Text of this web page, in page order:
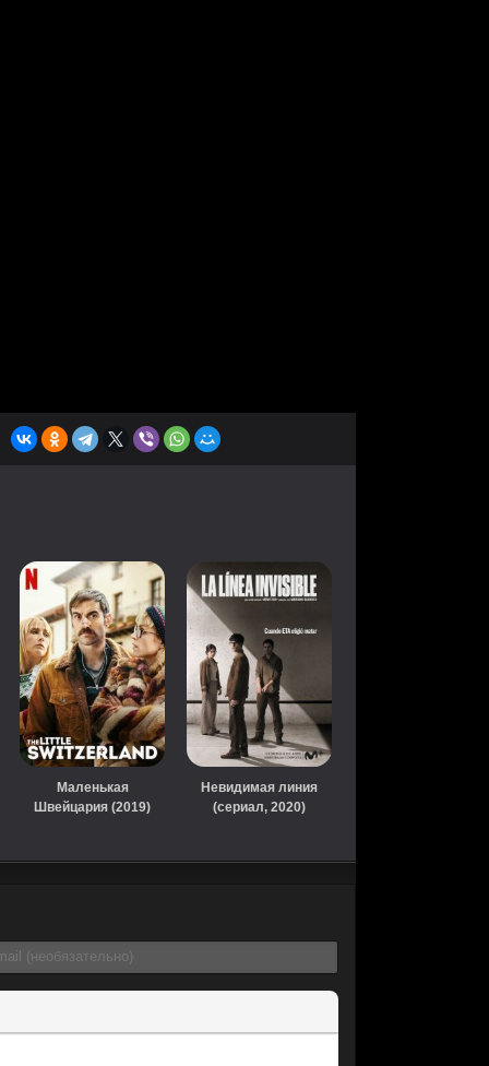
Маленькая
Швейцария (2019)
Невидимая линия
(сериал, 2020)